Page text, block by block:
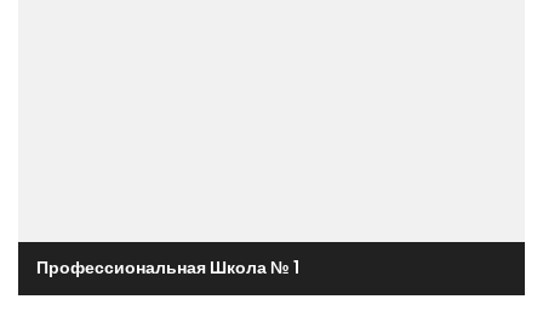
Профессиональная Школа № 1